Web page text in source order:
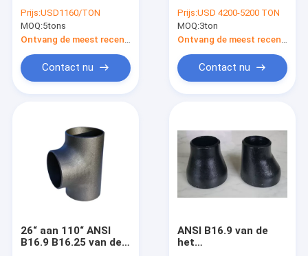
Zonderlinge
Reductiemiddel de
Montageoem ODM
Prijs:USD1160/TON
MOQ:5tons
Contact nu
de Elleboogt-stuk
van de Pijpmontage
het Reductiemiddel
A234 WPB
Prijs:USD 4200-5200 TON
MOQ:3ton
Contact nu
26“ aan 110“ ANSI
B16.9 B16.25 van de
ANSI B16.9 van de
het